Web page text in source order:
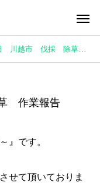
越市 伐採 除草 作業報告
作業報告
』です。
て頂いておりま